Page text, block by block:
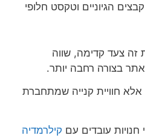
הגיוניים וטקסט חלופי
צעד קדימה, שווה
בצורה רחבה יותר.
חוויית קנייה שמתחברת
עובדים עם קילרמדיה